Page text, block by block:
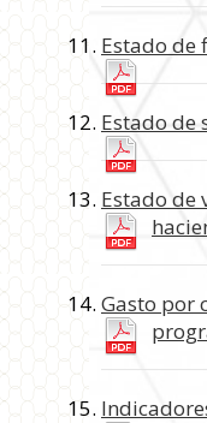
Estado de
Estado de
Estado de
Gasto por